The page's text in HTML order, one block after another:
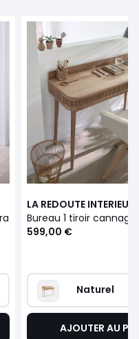
LA REDOUTE
Bureau 1 tiroir
599,00 €
Naturel
AJOUTER AU